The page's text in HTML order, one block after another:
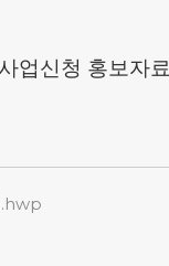
사업신청 홍보자료
.hwp